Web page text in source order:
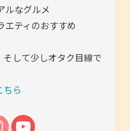
ルなグルメ
ティのおすすめ
して少しオタク目線で
ちら